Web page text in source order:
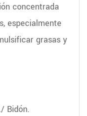
concentrada
especialmente
grasas y
Bidón.